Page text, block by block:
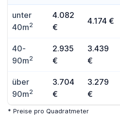
unter
40m2
4.082
€
4.174 €
40-
90m2
2.935
€
3.439
€
über
90m2
3.704
€
3.279
€
* Preise pro Quadratmeter